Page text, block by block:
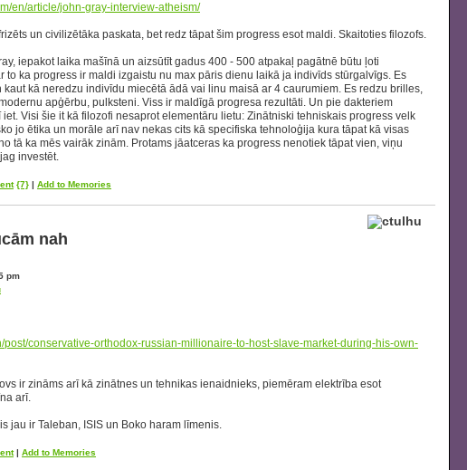
en/article/john-gray-interview-atheism/
un civilizētāka paskata, bet redz tāpat šim progress esot maldi. Skaitoties filozofs.
iepakot laika mašīnā un aizsūtīt gadus 400 - 500 atpakaļ pagātnē būtu ļoti
to ka progress ir maldi izgaistu nu max pāris dienu laikā ja indivīds stūrgalvīgs. Es
kaut kā neredzu indivīdu miecētā ādā vai linu maisā ar 4 caurumiem. Es redzu brilles,
apģērbu, pulksteni. Viss ir maldīgā progresa rezultāti. Un pie dakteriem
Visi šie it kā filozofi nesaprot elementāru lietu: Zinātniski tehniskais progress velk
jo ētika un morāle arī nav nekas cits kā specifiska tehnoloģija kura tāpat kā visas
tā ka mēs vairāk zinām. Protams jāatceras ka progress nenotiek tāpat vien, viņu
investēt.
{7} | Add to Memories
nah
pm
post/conservative-orthodox-russian-millionaire-to-host-slave-market-during-his-own-
ir zināms arī kā zinātnes un tehnikas ienaidnieks, piemēram elektrība esot
arī.
jau ir Taleban, ISIS un Boko haram līmenis.
| Add to Memories